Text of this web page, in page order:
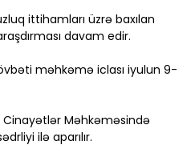
ittihamları üzrə baxılan
davam edir.
məhkəmə iclası iyulun 9-
Cinayətlər Məhkəməsində
ilə aparılır.